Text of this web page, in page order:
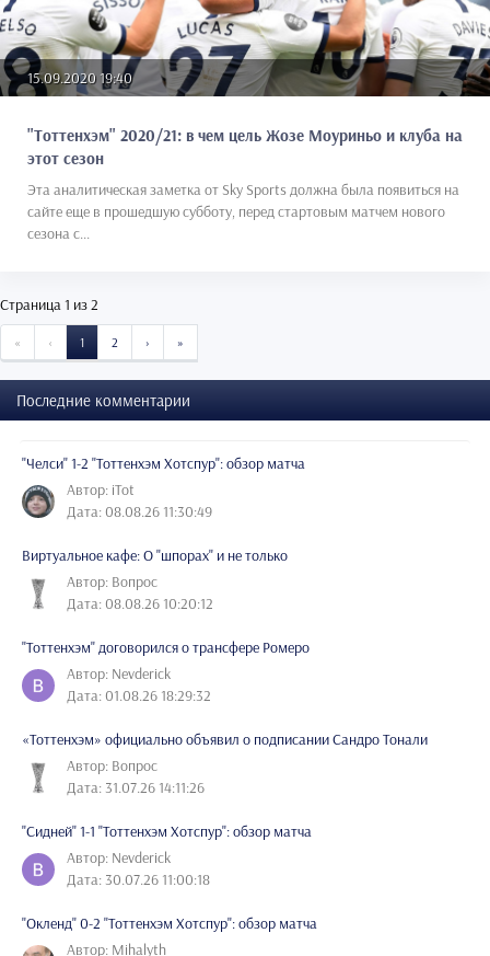
15.09.2020 19:40
"Тоттенхэм" 2020/21: в чем цель Жозе Моуриньо и клуба на
этот сезон
Эта аналитическая заметка от Sky Sports должна была появиться на
сайте еще в прошедшую субботу, перед стартовым матчем нового
сезона с...
Страница 1 из 2
« START‹ PREVIOUS
1 2 › »
Последние комментарии
"Челси" 1-2 "Тоттенхэм Хотспур": обзор матча
Автор: iTot
Дата: 08.08.26 11:30:49
Виртуальное кафе: О "шпорах" и не только
Автор: Вопрос
Дата: 08.08.26 10:20:12
"Тоттенхэм" договорился о трансфере Ромеро
Автор: Nevderick
Дата: 01.08.26 18:29:32
«Тоттенхэм» официально объявил о подписании Сандро Тонали
Автор: Вопрос
Дата: 31.07.26 14:11:26
"Сидней" 1-1 "Тоттенхэм Хотспур": обзор матча
Автор: Nevderick
Дата: 30.07.26 11:00:18
"Окленд" 0-2 "Тоттенхэм Хотспур": обзор матча
Автор: Mihalyth